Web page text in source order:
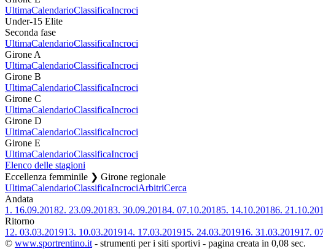
UltimaCalendarioClassificaIncroci
Under-15 Elite
Seconda fase
UltimaCalendarioClassificaIncroci
Girone A
UltimaCalendarioClassificaIncroci
Girone B
UltimaCalendarioClassificaIncroci
Girone C
UltimaCalendarioClassificaIncroci
Girone D
UltimaCalendarioClassificaIncroci
Girone E
UltimaCalendarioClassificaIncroci
Elenco delle stagioni
Eccellenza femminile ❯ Girone regionale
UltimaCalendarioClassificaIncrociArbitriCerca
Andata
1. 16.09.20182. 23.09.20183. 30.09.20184. 07.10.20185. 14.10.20186.
Ritorno
12. 03.03.201913. 10.03.201914. 17.03.201915. 24.03.201916. 31.03.201917.
© www.sportrentino.it - strumenti per i siti sportivi - pagina creata in 0,08 sec.